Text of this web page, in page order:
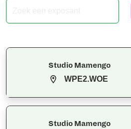
Studio Mamengo
WPE2.WOE
Studio Mamengo